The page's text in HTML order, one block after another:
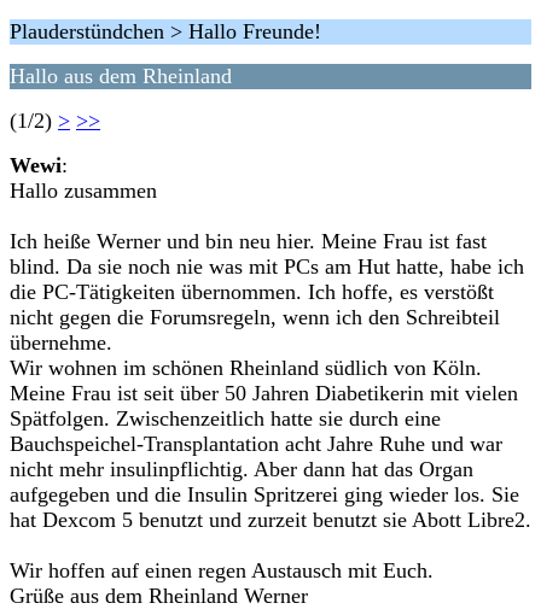
Plauderstündchen > Hallo Freunde!
Hallo aus dem Rheinland
(1/2) > >>
Wewi:
Hallo zusammen
Ich heiße Werner und bin neu hier. Meine Frau ist fast
blind. Da sie noch nie was mit PCs am Hut hatte, habe ich
die PC-Tätigkeiten übernommen. Ich hoffe, es verstößt
nicht gegen die Forumsregeln, wenn ich den Schreibteil
übernehme.
Wir wohnen im schönen Rheinland südlich von Köln.
Meine Frau ist seit über 50 Jahren Diabetikerin mit vielen
Spätfolgen. Zwischenzeitlich hatte sie durch eine
Bauchspeichel-Transplantation acht Jahre Ruhe und war
nicht mehr insulinpflichtig. Aber dann hat das Organ
aufgegeben und die Insulin Spritzerei ging wieder los. Sie
hat Dexcom 5 benutzt und zurzeit benutzt sie Abott Libre2.
Wir hoffen auf einen regen Austausch mit Euch.
Grüße aus dem Rheinland Werner